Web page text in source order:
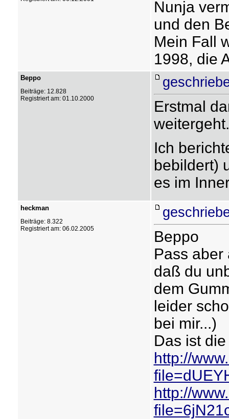
Nunja
und den
Mein Fall
1998, die
Beppo
Beiträge: 12.828
Registriert am: 01.10.2000
Erstmal
Ich
bebildert)
es im
heckman
Beiträge: 8.322
Registriert am: 06.02.2005
Beppo
Pass aber
daß du
dem
leider
bei mir...)
Das ist
http://
http://